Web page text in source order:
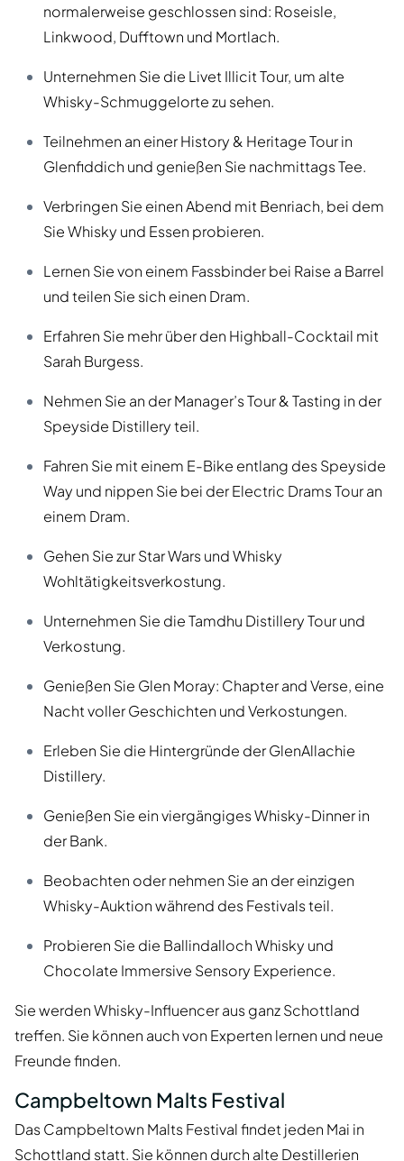
normalerweise geschlossen sind: Roseisle,
Linkwood, Dufftown und Mortlach.
Unternehmen Sie die Livet Illicit Tour, um alte
Whisky-Schmuggelorte zu sehen.
Teilnehmen an einer History & Heritage Tour in
Glenfiddich und genießen Sie nachmittags Tee.
Verbringen Sie einen Abend mit Benriach, bei dem
Sie Whisky und Essen probieren.
Lernen Sie von einem Fassbinder bei Raise a Barrel
und teilen Sie sich einen Dram.
Erfahren Sie mehr über den Highball-Cocktail mit
Sarah Burgess.
Nehmen Sie an der Manager’s Tour & Tasting in der
Speyside Distillery teil.
Fahren Sie mit einem E-Bike entlang des Speyside
Way und nippen Sie bei der Electric Drams Tour an
einem Dram.
Gehen Sie zur Star Wars und Whisky
Wohltätigkeitsverkostung.
Unternehmen Sie die Tamdhu Distillery Tour und
Verkostung.
Genießen Sie Glen Moray: Chapter and Verse, eine
Nacht voller Geschichten und Verkostungen.
Erleben Sie die Hintergründe der GlenAllachie
Distillery.
Genießen Sie ein viergängiges Whisky-Dinner in
der Bank.
Beobachten oder nehmen Sie an der einzigen
Whisky-Auktion während des Festivals teil.
Probieren Sie die Ballindalloch Whisky und
Chocolate Immersive Sensory Experience.
Sie werden Whisky-Influencer aus ganz Schottland
treffen. Sie können auch von Experten lernen und neue
Freunde finden.
Campbeltown Malts Festival
Das Campbeltown Malts Festival findet jeden Mai in
Schottland statt. Sie können durch alte Destillerien